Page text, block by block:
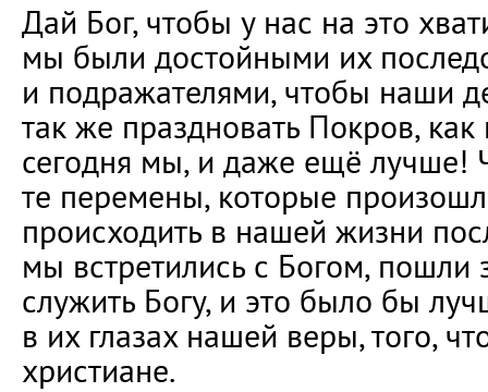
Дай Бог, чтобы у нас на это
мы были достойными их
и подражателями, чтобы наши
так же праздновать Покров,
сегодня мы, и даже ещё лучше!
те перемены, которые
происходить в нашей жизни
мы встретились с Богом, пошли
служить Богу, и это было бы
в их глазах нашей веры, того,
христиане.